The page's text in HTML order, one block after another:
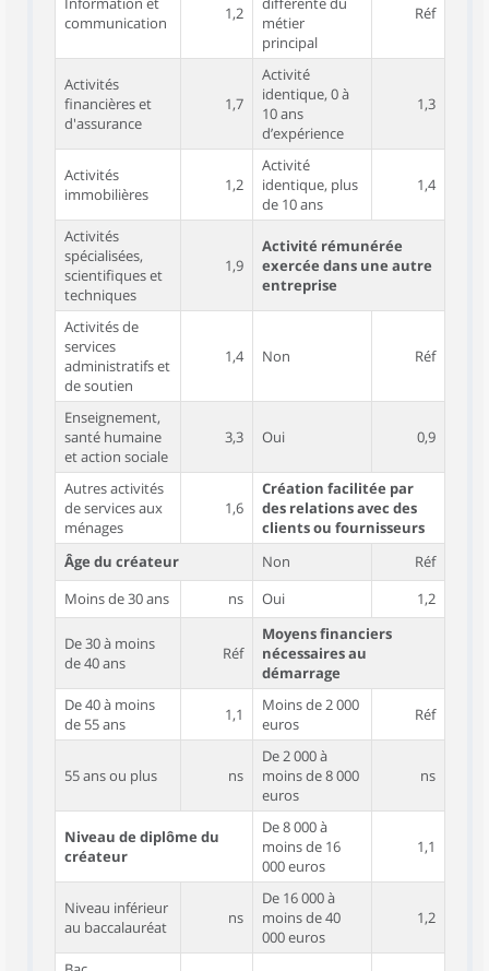
communication
1,2
métier
principal
Réf
Activités
financières et
d'assurance
1,7
Activité
identique, 0 à
10 ans
d’expérience
1,3
Activités
immobilières
1,2
Activité
identique, plus
de 10 ans
1,4
Activités
spécialisées,
scientifiques et
techniques
1,9
Activité rémunérée
exercée dans une autre
entreprise
Activités de
services
administratifs et
de soutien
1,4 Non Réf
Enseignement,
santé humaine
et action sociale
3,3 Oui 0,9
Autres activités
de services aux
ménages
1,6
Création facilitée par
des relations avec des
clients ou fournisseurs
Âge du créateur
Non
Réf
Moins de 30 ans
ns Oui 1,2
De 30 à moins
de 40 ans
Réf
Moyens financiers
nécessaires au
démarrage
De 40 à moins
de 55 ans
1,1
Moins de 2 000
euros
Réf
55 ans ou plus ns
De 2 000 à
moins de 8 000
euros
ns
Niveau de diplôme du
créateur
De 8 000 à
moins de 16
000 euros
1,1
Niveau inférieur
au baccalauréat
ns
De 16 000 à
moins de 40
000 euros
1,2